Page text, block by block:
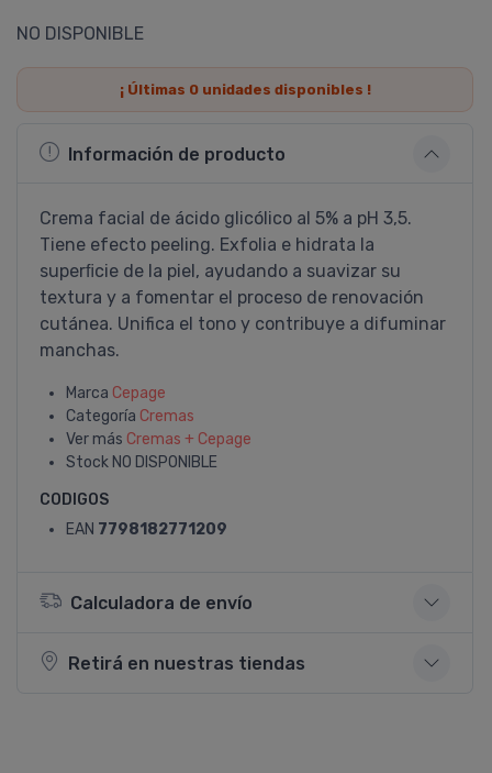
NO DISPONIBLE
¡ Últimas 0unidades disponibles !
Información de producto
Crema facial de ácido glicólico al 5% a pH 3,5.
Tiene efecto peeling. Exfolia e hidrata la
superﬁcie de la piel, ayudando a suavizar su
textura y a fomentar el proceso de renovación
cutánea. Unifica el tono y contribuye a difuminar
manchas.
Marca Cepage
Categoría Cremas
Ver más Cremas + Cepage
Stock NO DISPONIBLE
CODIGOS
EAN 7798182771209
Calculadora de envío
Retirá en nuestras tiendas